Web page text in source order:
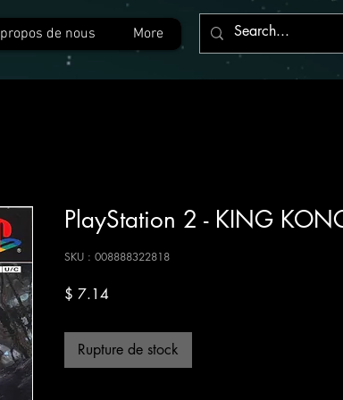
de nous More
PlayStation 2 - KING
SKU : 008888322818
$ 7.14Prix
Rupture de stock